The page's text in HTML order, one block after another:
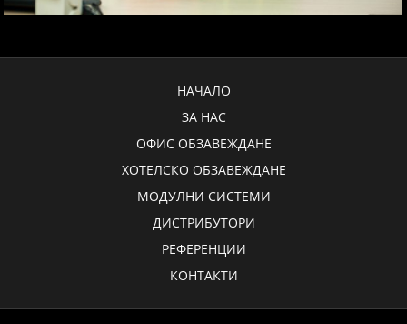
НАЧАЛО
ЗА НАС
ОФИС ОБЗАВЕЖДАНЕ
ХОТЕЛСКО ОБЗАВЕЖДАНЕ
МОДУЛНИ СИСТЕМИ
ДИСТРИБУТОРИ
РЕФЕРЕНЦИИ
КОНТАКТИ